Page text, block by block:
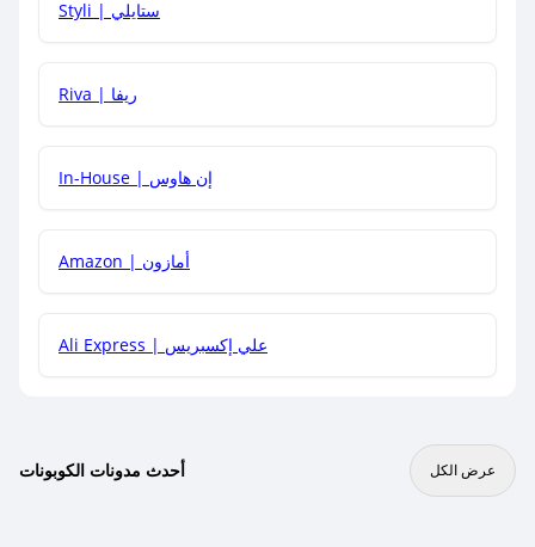
هل يمكنني جمع كود خصم مع العروض الأخرى؟
Styli | ستايلي
Riva | ريفا
In-House | إن هاوس
Amazon | أمازون
Ali Express | علي إكسبريس
أحدث مدونات الكوبونات عرض الكل